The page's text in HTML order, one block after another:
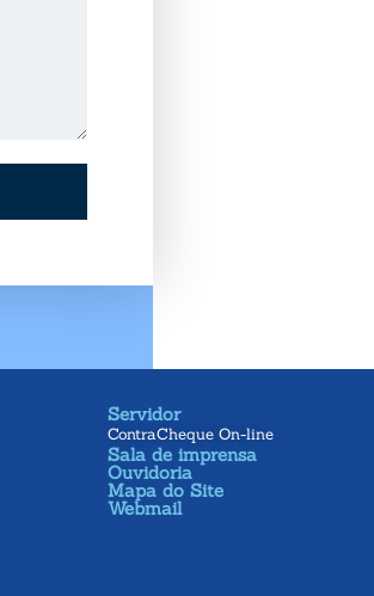
Servidor
ContraCheque On-line
Sala de imprensa
Ouvidoria
Mapa do Site
Webmail